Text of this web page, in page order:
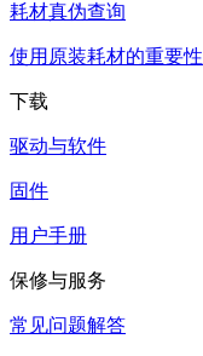
耗材真伪查询
使用原装耗材的重要性
下载
驱动与软件
固件
用户手册
保修与服务
常见问题解答